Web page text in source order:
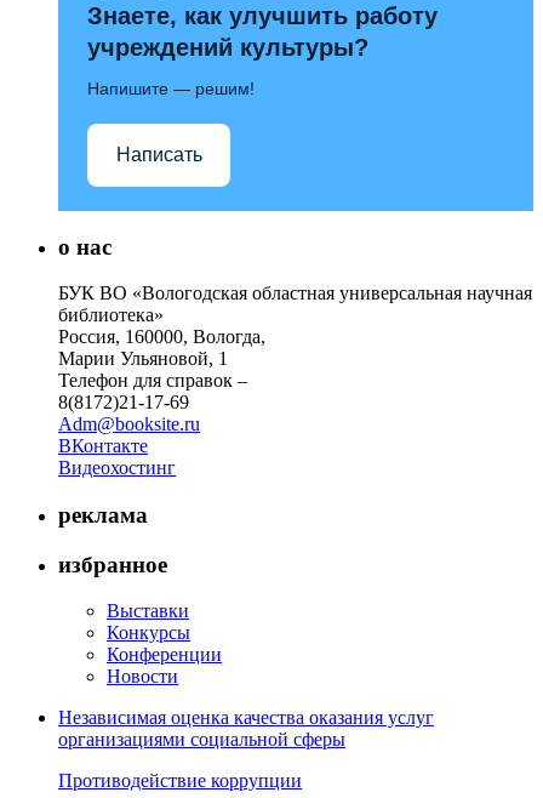
Знаете, как улучшить работу
учреждений культуры?
Напишите — решим!
Написать
о нас
БУК ВО «Вологодская областная универсальная научная
библиотека»
Россия, 160000, Вологда,
Марии Ульяновой, 1
Телефон для справок –
8(8172)21-17-69
Adm@booksite.ru
ВКонтакте
Видеохостинг
реклама
избранное
Выставки
Конкурсы
Конференции
Новости
Независимая оценка качества оказания услуг
организациями социальной сферы
Противодействие коррупции